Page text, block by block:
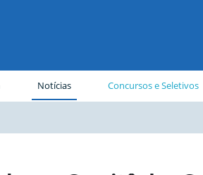
(página atual)
Notícias Concursos e Seletivos